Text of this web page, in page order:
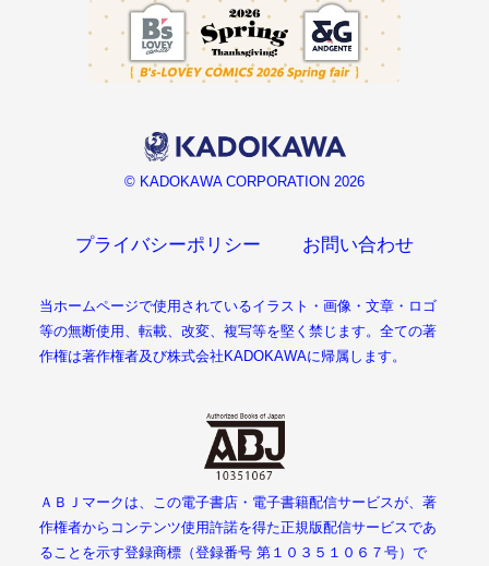
© KADOKAWA CORPORATION 2026
プライバシーポリシー お問い合わせ
当ホームページで使用されているイラスト・画像・文章・ロゴ
等の無断使用、転載、改変、複写等を堅く禁じます。全ての著
作権は著作権者及び株式会社KADOKAWAに帰属します。
ＡＢＪマークは、この電子書店・電子書籍配信サービスが、著
作権者からコンテンツ使用許諾を得た正規版配信サービスであ
ることを示す登録商標（登録番号 第１０３５１０６７号）で